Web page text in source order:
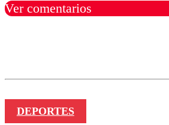
Ver comentarios
DEPORTES